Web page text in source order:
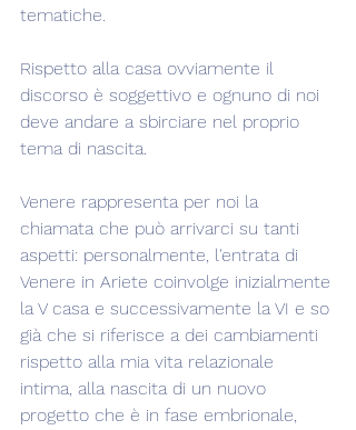
tematiche.
Rispetto alla casa ovviamente il
discorso è soggettivo e ognuno di noi
deve andare a sbirciare nel proprio
tema di nascita.
Venere rappresenta per noi la
chiamata che può arrivarci su tanti
aspetti: personalmente, l'entrata di
Venere in Ariete coinvolge inizialmente
la V casa e successivamente la VI e so
già che si riferisce a dei cambiamenti
rispetto alla mia vita relazionale
intima, alla nascita di un nuovo
progetto che è in fase embrionale,